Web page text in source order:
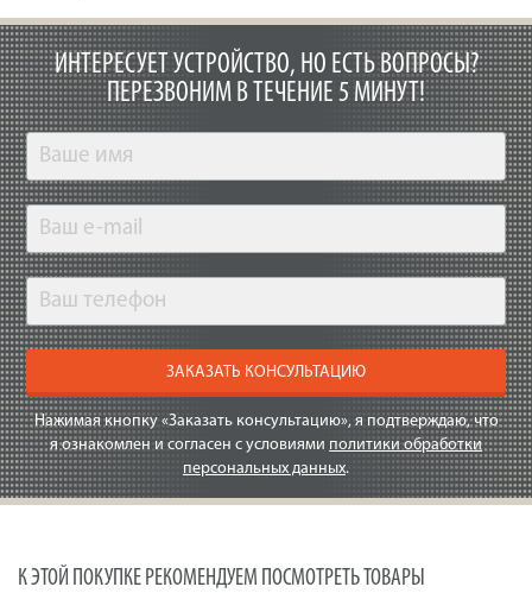
ИНТЕРЕСУЕТ УСТРОЙСТВО, НО ЕСТЬ ВОПРОСЫ?
ПЕРЕЗВОНИМ В ТЕЧЕНИЕ 5 МИНУТ!
ЗАКАЗАТЬ КОНСУЛЬТАЦИЮ
Нажимая кнопку «Заказать консультацию», я подтверждаю, что
я ознакомлен и согласен с условиями политики обработки
персональных данных.
К ЭТОЙ ПОКУПКЕ РЕКОМЕНДУЕМ ПОСМОТРЕТЬ ТОВАРЫ